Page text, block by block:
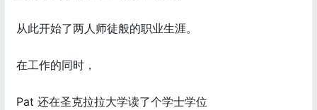
从此开始了两人师徒般的职业生涯。
在工作的同时，
Pat 还在圣克拉拉大学读了个学士学位